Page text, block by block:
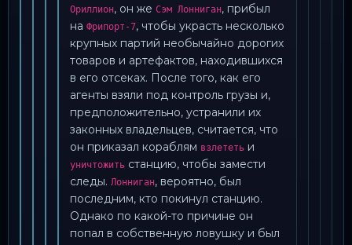
Ориллион, он же Сэм Лонниган, прибыл
на Фрипорт-7, чтобы украсть несколько
крупных партий необычайно дорогих
товаров и артефактов, находившихся
в его отсеках. После того, как его
агенты взяли под контроль грузы и,
предположительно, устранили их
законных владельцев, считается, что
он приказал кораблям взлететь и
уничтожить станцию, чтобы замести
следы. Лонниган, вероятно, был
последним, кто покинул станцию.
Однако по какой-то причине он
попал в собственную ловушку и был